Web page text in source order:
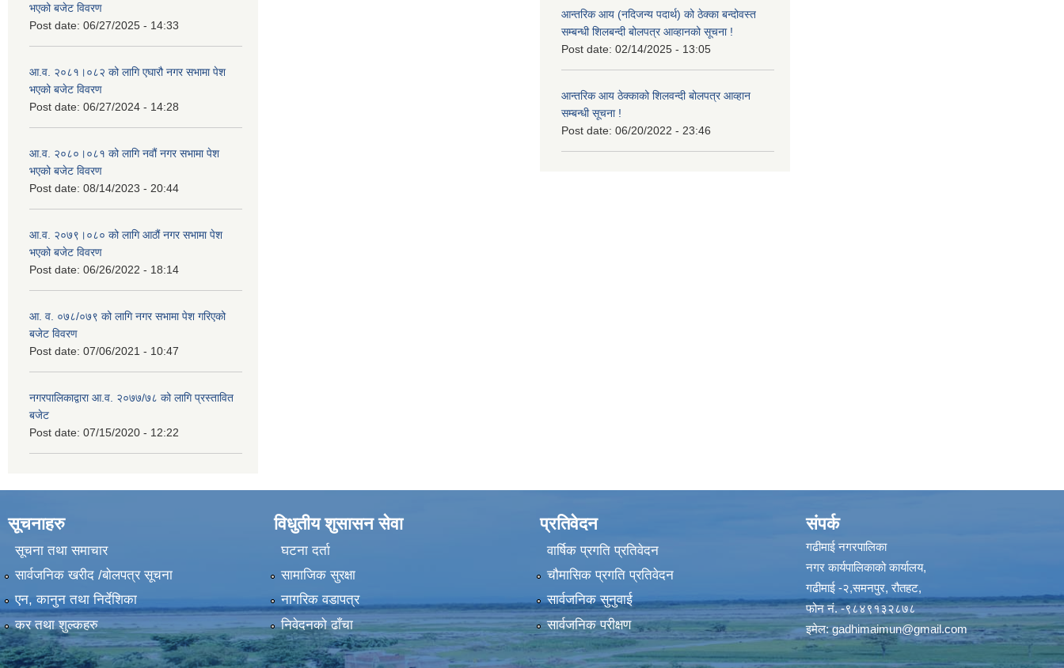
भएको बजेट विवरण
Post date: 06/27/2025 - 14:33
आ.व. २०८१।०८२ को लागि एघारौ नगर सभामा पेश
भएको बजेट विवरण
Post date: 06/27/2024 - 14:28
आ.व. २०८०।०८१ को लागि नवौं नगर सभामा पेश
भएको बजेट विवरण
Post date: 08/14/2023 - 20:44
आ.व. २०७९।०८० को लागि आठौं नगर सभामा पेश
भएको बजेट विवरण
Post date: 06/26/2022 - 18:14
आ. व. ०७८/०७९ को लागि नगर सभामा पेश गरिएको
बजेट विवरण
Post date: 07/06/2021 - 10:47
नगरपालिकाद्वारा आ.व. २०७७/७८ को लागि प्रस्तावित
बजेट
Post date: 07/15/2020 - 12:22
आन्तरिक आय (नदिजन्य पदार्थ) को ठेक्का बन्दोवस्त
सम्बन्धी शिलबन्दी बोलपत्र आव्हानको सूचना !
Post date: 02/14/2025 - 13:05
आन्तरिक आय ठेक्काको शिलवन्दी बोलपत्र आव्हान
सम्बन्धी सूचना !
Post date: 06/20/2022 - 23:46
सूचनाहरु
सूचना तथा समाचार
सार्वजनिक खरीद /बोलपत्र सूचना
एन, कानुन तथा निर्देशिका
कर तथा शुल्कहरु
विधुतीय शुसासन सेवा
घटना दर्ता
सामाजिक सुरक्षा
नागरिक वडापत्र
निवेदनको ढाँचा
प्रतिवेदन
वार्षिक प्रगति प्रतिवेदन
चौमासिक प्रगति प्रतिवेदन
सार्वजनिक सुनुवाई
सार्वजनिक परीक्षण
संपर्क
गढीमाई नगरपालिका
नगर कार्यपालिकाको कार्यालय,
गढीमाई -२,समनपुर, रौतहट,
फोन नं. -९८४९१३२८७८
इमेल:gadhimaimun@gmail.com